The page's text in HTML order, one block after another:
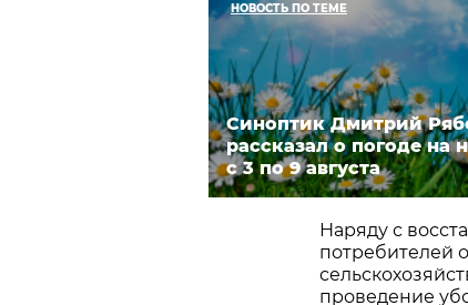
НОВОСТЬ ПО ТЕМЕ
Синоптик Дмитрий
рассказал о погоде на
с 3 по 9 августа
Наряду с
потребителей
проведение